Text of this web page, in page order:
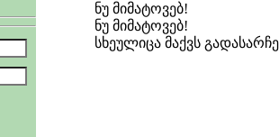
ნუ მიმატოვებ!
ნუ მიმატოვებ!
სხეულიცა მაქვს